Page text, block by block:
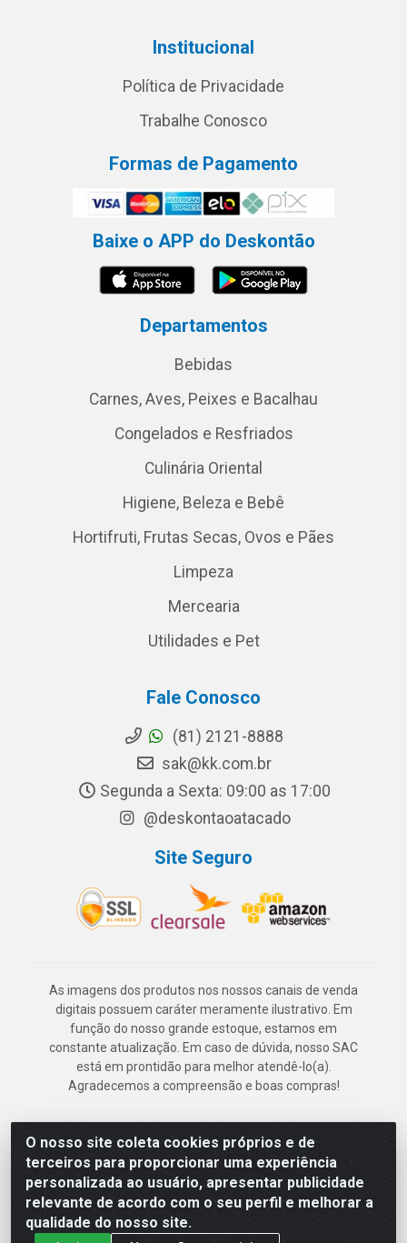
O nosso site coleta cookies próprios e de
terceiros para proporcionar uma experiência
personalizada ao usuário, apresentar publicidade
relevante de acordo com o seu perfil e melhorar a
qualidade do nosso site.
Institucional
Política de Privacidade
Trabalhe Conosco
Formas de Pagamento
Baixe o APP do Deskontão
Departamentos
Bebidas
Carnes, Aves, Peixes e Bacalhau
Congelados e Resfriados
Culinária Oriental
Higiene, Beleza e Bebê
Hortifruti, Frutas Secas, Ovos e Pães
Limpeza
Mercearia
Utilidades e Pet
Fale Conosco
(81) 2121-8888
sak@kk.com.br
Segunda a Sexta: 09:00 as 17:00
@deskontaoatacado
Site Seguro
As imagens dos produtos nos nossos canais de venda
digitais possuem caráter meramente ilustrativo. Em
função do nosso grande estoque, estamos em
constante atualização. Em caso de dúvida, nosso SAC
está em prontidão para melhor atendê-lo(a).
Agradecemos a compreensão e boas compras!
Deskontão Atacado - Av. Marechal Mascarenhas de Morais, 2471 -
Imbiribeira - Recife/PE - CEP 51.150-001 - CNPJ 24.150.377/0003-
57